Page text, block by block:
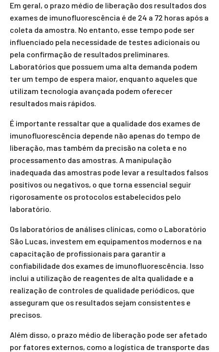
Em geral, o prazo médio de liberação dos resultados dos
exames de imunofluorescência é de 24 a 72 horas após a
coleta da amostra. No entanto, esse tempo pode ser
influenciado pela necessidade de testes adicionais ou
pela confirmação de resultados preliminares.
Laboratórios que possuem uma alta demanda podem
ter um tempo de espera maior, enquanto aqueles que
utilizam tecnologia avançada podem oferecer
resultados mais rápidos.
É importante ressaltar que a qualidade dos exames de
imunofluorescência depende não apenas do tempo de
liberação, mas também da precisão na coleta e no
processamento das amostras. A manipulação
inadequada das amostras pode levar a resultados falsos
positivos ou negativos, o que torna essencial seguir
rigorosamente os protocolos estabelecidos pelo
laboratório.
Os laboratórios de análises clínicas, como o Laboratório
São Lucas, investem em equipamentos modernos e na
capacitação de profissionais para garantir a
confiabilidade dos exames de imunofluorescência. Isso
inclui a utilização de reagentes de alta qualidade e a
realização de controles de qualidade periódicos, que
asseguram que os resultados sejam consistentes e
precisos.
Além disso, o prazo médio de liberação pode ser afetado
por fatores externos, como a logística de transporte das